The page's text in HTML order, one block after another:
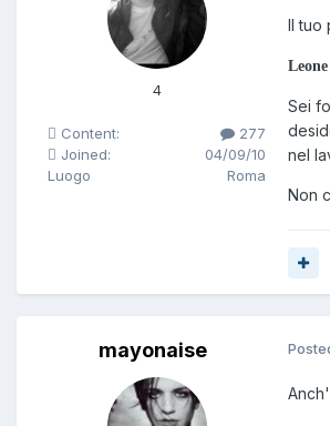
4
Content:
277
Joined:
04/09/10
Luogo
Roma
Il tuo
Leone
Sei
nel
Non
mayonaise